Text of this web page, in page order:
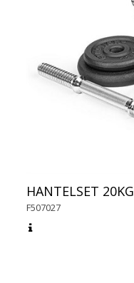
HANTELSET 20KG
F507027